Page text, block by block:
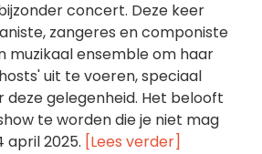
concert. Deze keer
zangeres en componiste
muzikaal ensemble om haar
uit te voeren, speciaal
gelegenheid. Het belooft
te worden die je niet mag
april 2025. [Lees verder]